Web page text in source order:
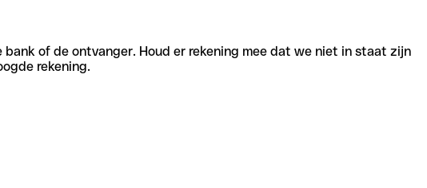
of de ontvanger. Houd er rekening mee dat we niet in staat zijn
rekening.